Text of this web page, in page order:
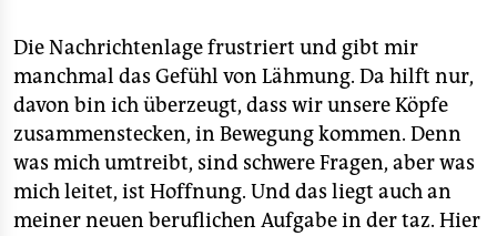
Die Nachrichtenlage frustriert und gibt mir
manchmal das Gefühl von Lähmung. Da hilft nur,
davon bin ich überzeugt, dass wir unsere Köpfe
zusammenstecken, in Bewegung kommen. Denn
was mich umtreibt, sind schwere Fragen, aber was
mich leitet, ist Hoffnung. Und das liegt auch an
meiner neuen beruflichen Aufgabe in der taz. Hier